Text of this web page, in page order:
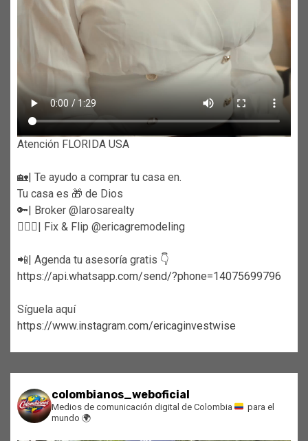
Atención FLORIDA USA
🏡| Te ayudo a comprar tu casa en.
Tu casa es 🎁 de Dios
🔑| Broker @larosarealty
👷🏼‍♀️| Fix & Flip @ericagremodeling
📲| Agenda tu asesoría gratis 👇
https://api.whatsapp.com/send/?phone=14075699796
Síguela aquí
https://www.instagram.com/ericaginvestwise
colombianos_weboficial
Medios de comunicación digital de Colombia
para el
mundo 🌍